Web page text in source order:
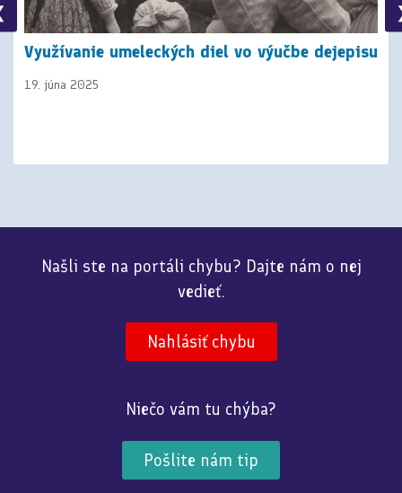
Využívanie umeleckých diel vo výučbe dejepisu
19. júna 2025
Našli ste na portáli chybu? Dajte nám o nej
vedieť.
Nahlásiť chybu
Niečo vám tu chýba?
Pošlite nám tip